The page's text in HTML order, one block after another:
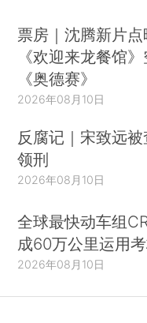
票房｜沈腾新片
《欢迎来龙餐馆
《奥德赛》
2026年08月10日
反腐记｜宋致远
领刑
2026年08月10日
全球最快动车组
成60万公里运用
2026年08月10日